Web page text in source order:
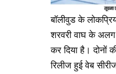
बॉलीवुड के
शरवरी वाघ के
कर दिया है। दोनों
रिलीज हुई वेब